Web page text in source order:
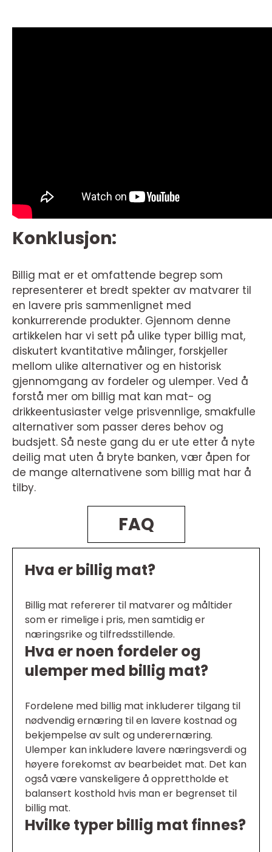
Konklusjon:
Billig mat er et omfattende begrep som
representerer et bredt spekter av matvarer til
en lavere pris sammenlignet med
konkurrerende produkter. Gjennom denne
artikkelen har vi sett på ulike typer billig mat,
diskutert kvantitative målinger, forskjeller
mellom ulike alternativer og en historisk
gjennomgang av fordeler og ulemper. Ved å
forstå mer om billig mat kan mat- og
drikkeentusiaster velge prisvennlige, smakfulle
alternativer som passer deres behov og
budsjett. Så neste gang du er ute etter å nyte
deilig mat uten å bryte banken, vær åpen for
de mange alternativene som billig mat har å
tilby.
FAQ
Hva er billig mat?
Billig mat refererer til matvarer og måltider
som er rimelige i pris, men samtidig er
næringsrike og tilfredsstillende.
Hva er noen fordeler og
ulemper med billig mat?
Fordelene med billig mat inkluderer tilgang til
nødvendig ernæring til en lavere kostnad og
bekjempelse av sult og underernæring.
Ulemper kan inkludere lavere næringsverdi og
høyere forekomst av bearbeidet mat. Det kan
også være vanskeligere å opprettholde et
balansert kosthold hvis man er begrenset til
billig mat.
Hvilke typer billig mat finnes?